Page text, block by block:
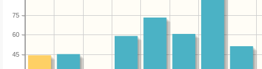
45
60
75